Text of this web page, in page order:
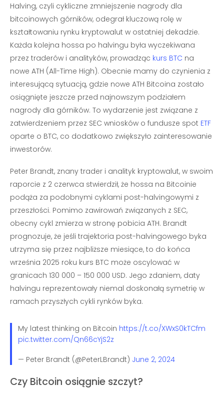
Halving, czyli cykliczne zmniejszenie nagrody dla
bitcoinowych górników, odegrał kluczową rolę w
kształtowaniu rynku kryptowalut w ostatniej dekadzie.
Każda kolejna hossa po halvingu była wyczekiwana
przez traderów i analityków, prowadząc kurs BTC na
nowe ATH (All-Time High). Obecnie mamy do czynienia z
interesującą sytuacją, gdzie nowe ATH Bitcoina zostało
osiągnięte jeszcze przed najnowszym podziałem
nagrody dla górników. To wydarzenie jest związane z
zatwierdzeniem przez SEC wniosków o fundusze spot ETF
oparte o BTC, co dodatkowo zwiększyło zainteresowanie
inwestorów.
Peter Brandt, znany trader i analityk kryptowalut, w swoim
raporcie z 2 czerwca stwierdził, że hossa na Bitcoinie
podąża za podobnymi cyklami post-halvingowymi z
przeszłości. Pomimo zawirowań związanych z SEC,
obecny cykl zmierza w stronę pobicia ATH. Brandt
prognozuje, że jeśli trajektoria post-halvingowego byka
utrzyma się przez najbliższe miesiące, to do końca
września 2025 roku kurs BTC może oscylować w
granicach 130 000 – 150 000 USD. Jego zdaniem, daty
halvingu reprezentowały niemal doskonałą symetrię w
ramach przyszłych cykli rynków byka.
My latest thinking on Bitcoin https://t.co/XWxS0kTCfm
pic.twitter.com/Qn66cYjS2z
— Peter Brandt (@PeterLBrandt) June 2, 2024
Czy Bitcoin osiągnie szczyt?